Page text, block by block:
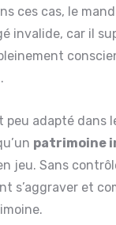
ces cas, le
invalide, car il
peu adapté dans
patrimoine
jeu. Sans
s’aggraver et